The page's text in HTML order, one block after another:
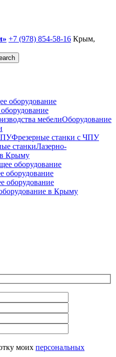
+7 (978) 854-58-16 Крым,
Оборудование
Фрезерные станки с ЧПУ
Лазерно-
в Крыму
оборудование
в Крыму
моих персональных